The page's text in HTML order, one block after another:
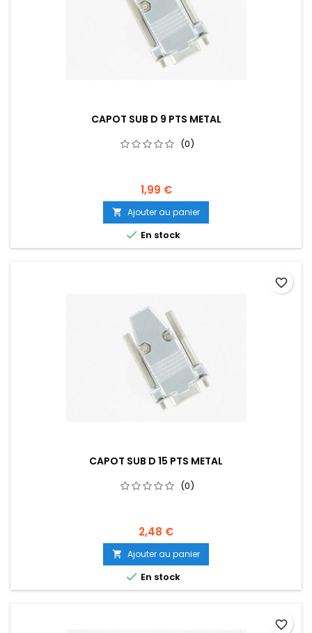
CAPOT SUB D 9 PTS METAL
(0)
1,99 €
 Ajouter au panier
 En stock
CAPOT SUB D 15 PTS METAL
(0)
2,48 €
 Ajouter au panier
 En stock
favorite_border
favorite_border